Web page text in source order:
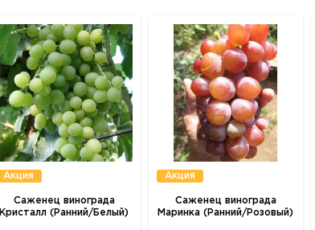
Акция
Саженец винограда
Кристалл (Ранний/Белый)
Акция
Саженец винограда
Маринка (Ранний/Розовый)